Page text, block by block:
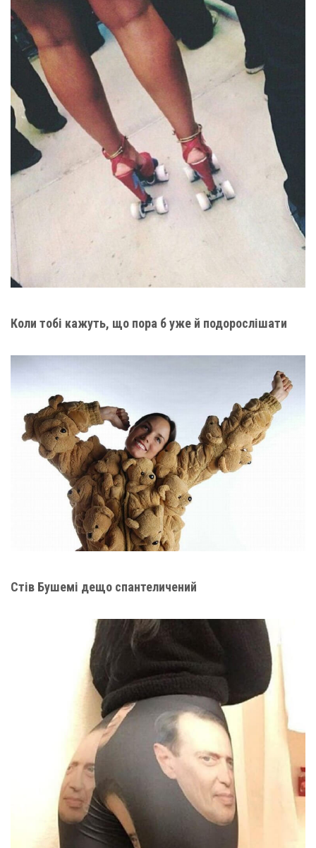
Коли тобі кажуть, що пора б уже й подорослішати
Стів Бушемі дещо спантеличений